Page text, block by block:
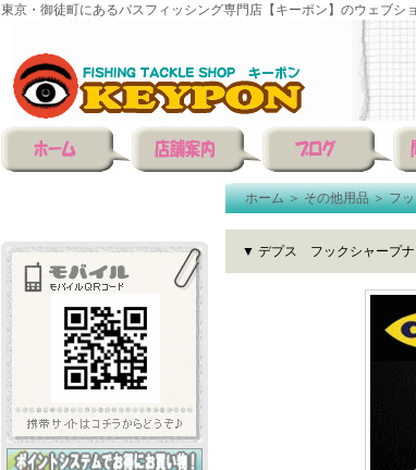
東京・御徒町にあるバスフィッシング専門店【キーポン】のウェブシ
ホーム＞その他用品＞フ
▼ デプス フックシャープナ